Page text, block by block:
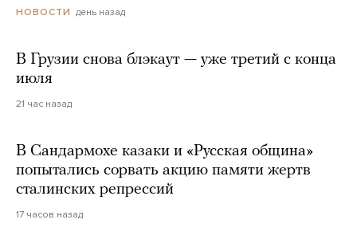
НОВОСТИ день назад
В Грузии снова блэкаут — уже третий с конца
июля
21 час назад
В Сандармохе казаки и «Русская община»
попытались сорвать акцию памяти жертв
сталинских репрессий
17 часов назад